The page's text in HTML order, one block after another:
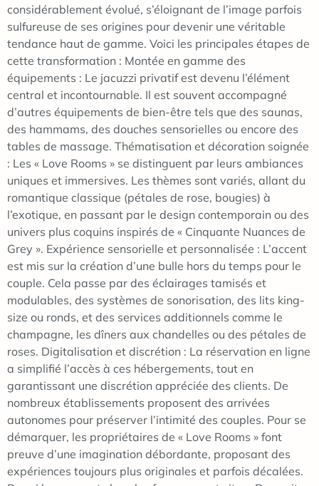
considérablement évolué, s’éloignant de l’image parfois
sulfureuse de ses origines pour devenir une véritable
tendance haut de gamme. Voici les principales étapes de
cette transformation : Montée en gamme des
équipements : Le jacuzzi privatif est devenu l’élément
central et incontournable. Il est souvent accompagné
d’autres équipements de bien-être tels que des saunas,
des hammams, des douches sensorielles ou encore des
tables de massage. Thématisation et décoration soignée
: Les « Love Rooms » se distinguent par leurs ambiances
uniques et immersives. Les thèmes sont variés, allant du
romantique classique (pétales de rose, bougies) à
l’exotique, en passant par le design contemporain ou des
univers plus coquins inspirés de « Cinquante Nuances de
Grey ». Expérience sensorielle et personnalisée : L’accent
est mis sur la création d’une bulle hors du temps pour le
couple. Cela passe par des éclairages tamisés et
modulables, des systèmes de sonorisation, des lits king-
size ou ronds, et des services additionnels comme le
champagne, les dîners aux chandelles ou des pétales de
roses. Digitalisation et discrétion : La réservation en ligne
a simplifié l’accès à ces hébergements, tout en
garantissant une discrétion appréciée des clients. De
nombreux établissements proposent des arrivées
autonomes pour préserver l’intimité des couples. Pour se
démarquer, les propriétaires de « Love Rooms » font
preuve d’une imagination débordante, proposant des
expériences toujours plus originales et parfois décalées.